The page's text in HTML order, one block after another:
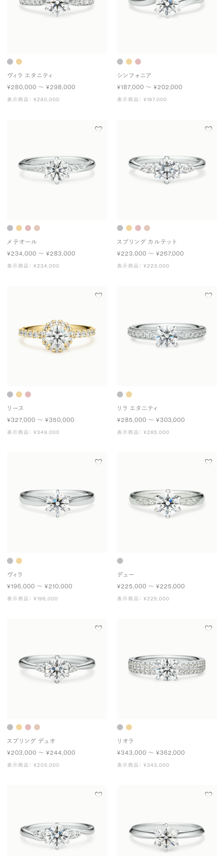
ヴィラ エタニティ
¥280,000 〜 ¥298,000
表示商品： ¥280,000
シンフォニア
¥187,000 〜 ¥202,000
表示商品： ¥187,000
メテオール
¥234,000 〜 ¥283,000
表示商品： ¥234,000
スプリング カルテット
¥223,000 〜 ¥267,000
表示商品： ¥223,000
リース
¥327,000 〜 ¥350,000
表示商品： ¥349,000
リラ エタニティ
¥285,000 〜 ¥303,000
表示商品： ¥285,000
ヴィラ
¥196,000 〜 ¥210,000
表示商品： ¥196,000
デュー
¥225,000 〜 ¥225,000
表示商品： ¥225,000
スプリング デュオ
¥203,000 〜 ¥244,000
表示商品： ¥203,000
リオラ
¥343,000 〜 ¥362,000
表示商品： ¥343,000